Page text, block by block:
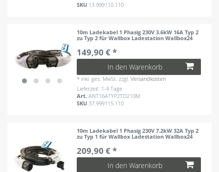
SKU 13.999110.110
10m Ladekabel 1 Phasig 230V 3.6kW 16A Typ 2
zu Typ 2 für Wallbox Ladestation Wallbox24
149,90 € *
In den Warenkorb
* inkl. ges. MwSt. zzgl.Versandkosten
Lieferzeit: 1-4 Tage
Art.ANT16ATYP2TO210M
SKU37.999115.110
10m Ladekabel 1 Phasig 230V 7.2kW 32A Typ 2
zu Typ 1 für Wallbox Ladestation Wallbox24
209,90 € *
In den Warenkorb